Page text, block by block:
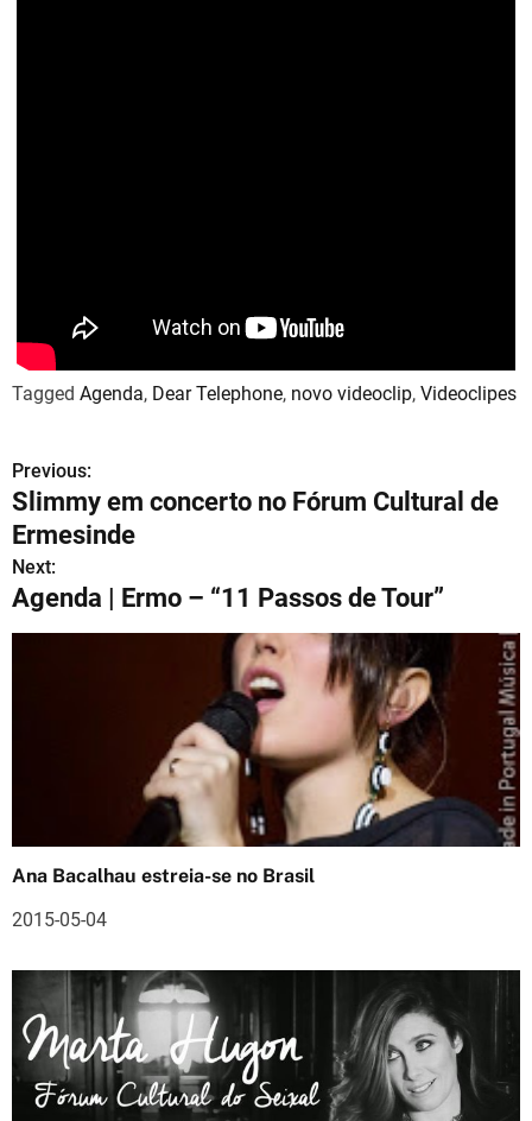
Tagged Agenda, Dear Telephone, novo videoclip, Videoclipes
N
a
v
e
d
e
a
t
Previous:
Slimmy em concerto no Fórum Cultural de
Ermesinde
Next:
Agenda | Ermo – “11 Passos de Tour”
Ana Bacalhau estreia-se no Brasil
2015-05-04